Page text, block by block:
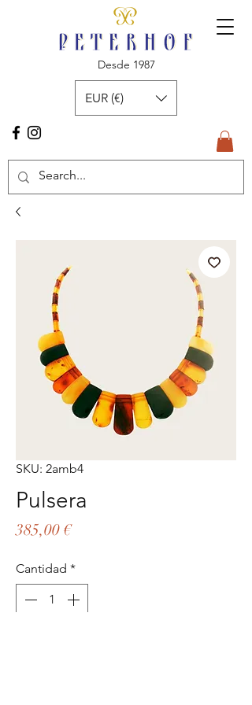
Desde 1987
EUR (€)
SKU: 2amb4
Pulsera
385,00 €Precio
Cantidad *